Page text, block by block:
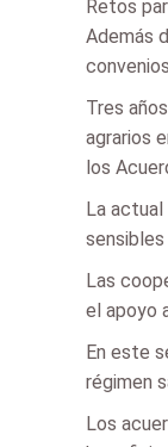
Retos
Además
Tres
agrarios
los
La
Las
el apoyo
En este
régimen
Los